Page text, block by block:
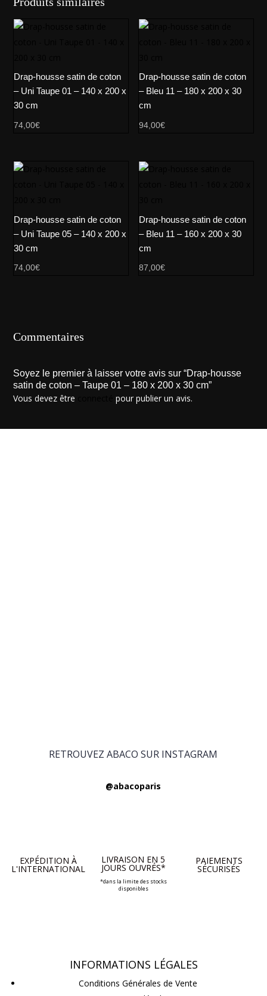
Drap-housse satin de coton
– Uni Taupe 01 – 140 x 200 x
30 cm
74,00€
Drap-housse satin de coton
– Bleu 11 – 180 x 200 x 30
cm
94,00€
Drap-housse satin de coton
– Uni Taupe 05 – 140 x 200 x
30 cm
74,00€
Drap-housse satin de coton
– Bleu 11 – 160 x 200 x 30
cm
87,00€
Commentaires
Soyez le premier à laisser votre avis sur “Drap-housse
satin de coton – Taupe 01 – 180 x 200 x 30 cm”
Vous devez être pour publier un avis.
RETROUVEZ ABACO SUR INSTAGRAM
@abacoparis
EXPÉDITION À
L'INTERNATIONAL
LIVRAISON EN 5
JOURS OUVRÉS*
*dans la limite des stocks
disponibles
PAIEMENTS
SÉCURISÉS
INFORMATIONS LÉGALES
Conditions Générales de Vente